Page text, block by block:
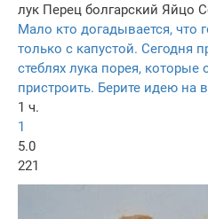
лук Перец болгарский Яйцo
Мало кто догадывается, что
только с капустой. Сегодня
стеблях лука порея,
пристроить. Берите идею на
1 ч.
1
5.0
221